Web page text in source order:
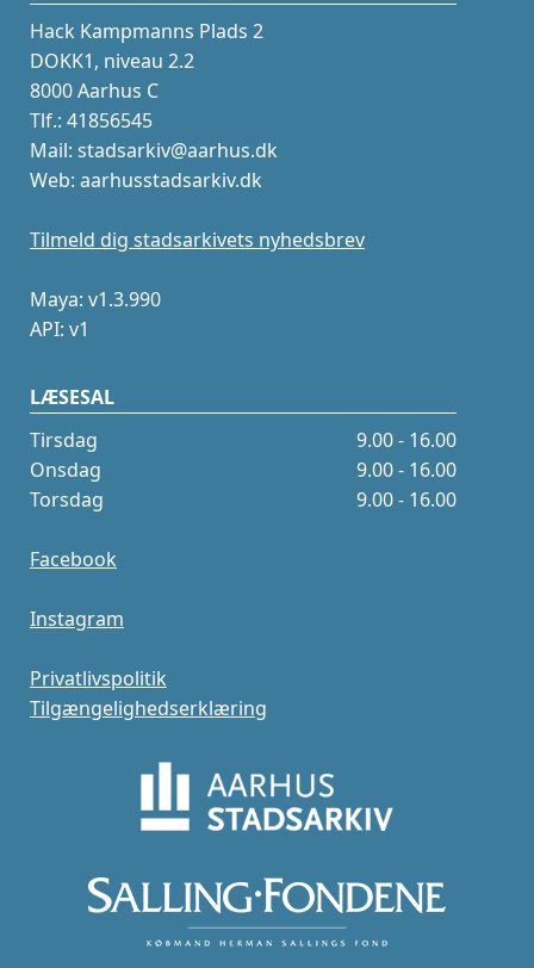
Hack Kampmanns Plads 2
DOKK1, niveau 2.2
8000 Aarhus C
Tlf.: 41856545
Mail: stadsarkiv@aarhus.dk
Web: aarhusstadsarkiv.dk
Tilmeld dig stadsarkivets nyhedsbrev
Maya: v1.3.990
API: v1
LÆSESAL
Tirsdag
9.00 - 16.00
Onsdag
9.00 - 16.00
Torsdag
9.00 - 16.00
Facebook
Instagram
Privatlivspolitik
Tilgængelighedserklæring